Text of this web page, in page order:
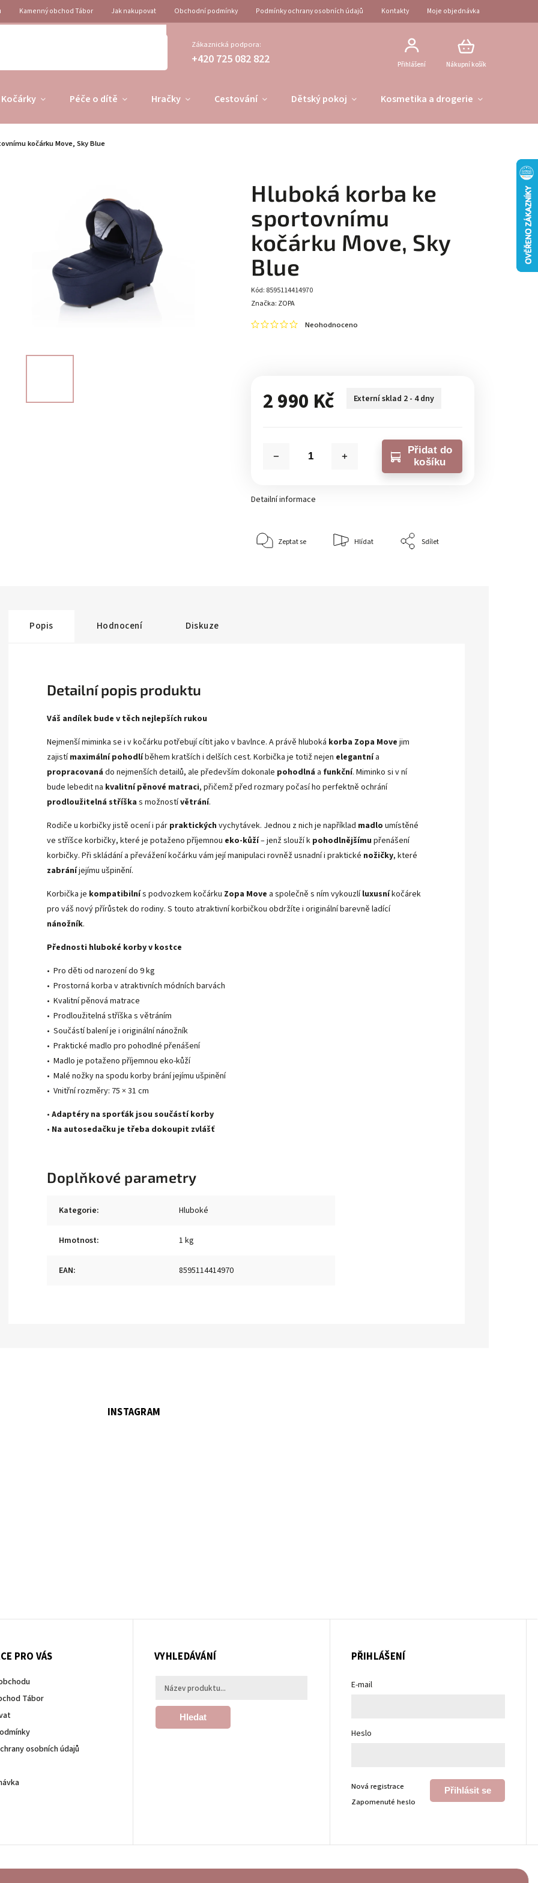
Kamenný obchod Tábor Jak nakupovat Obchodní podmínky Podmínky ochrany osobních údajů Kontakty Moje objednávka
Zákaznická podpora:
+420 725 082 822 Nákupní košík
Přihlášení
Kočárky Péče o dítě Hračky Cestování Dětský pokoj Kosmetika a drogerie
kočárku Move, Sky Blue
Hluboká korba ke
sportovnímu
kočárku Move, Sky
Blue
Kód: 8595114414970
Neohodnoceno
Značka: ZOPA
2 990 Kč Externí sklad 2 - 4 dny
Přidat do
košíku
Detailní informace
Zeptat se Hlídat Sdílet
Popis Hodnocení Diskuze
Detailní popis produktu
Váš andílek bude v těch nejlepších rukou
Nejmenší miminka se i v kočárku potřebují cítit jako v bavlnce. A právě hluboká korba Zopa Move jim
zajistímaximální pohodlíběhem kratších i delších cest. Korbička je totiž nejen elegantnía
propracovanádo nejmenších detailů, ale především dokonale pohodlná a funkční. Miminko si v ní
bude lebedit na kvalitní pěnové matraci, přičemž před rozmary počasí ho perfektně ochrání
prodloužitelná stříška s možnostívětrání.
Rodiče u korbičky jistě ocení i pár praktickýchvychytávek. Jednou z nich je například madlo umístěné
ve stříšce korbičky, které je potaženo příjemnou eko-kůží– jenž slouží k pohodlnějšímu přenášení
korbičky. Při skládání a převážení kočárku vám její manipulaci rovněž usnadní i praktické nožičky, které
zabráníjejímu ušpinění.
Korbička je kompatibilnís podvozkem kočárku Zopa Move a společně s ním vykouzlíluxusníkočárek
pro váš nový přírůstek do rodiny. S touto atraktivní korbičkou obdržíte i originální barevně ladící
nánožník.
Přednosti hluboké korby v kostce
• Pro děti od narození do 9 kg
• Prostorná korba v atraktivních módních barvách
• Kvalitní pěnová matrace
• Prodloužitelná stříška s větráním
• Součástí balení je i originální nánožník
• Praktické madlo pro pohodlné přenášení
• Madlo je potaženo příjemnou eko-kůží
• Malé nožky na spodu korby brání jejímu ušpinění
• Vnitřní rozměry: 75 × 31 cm
•Adaptéry na sporťák jsou součástí korby
• Na autosedačku je třeba dokoupit zvlášť
Doplňkové parametry
Kategorie: Hluboké
Hmotnost: 1 kg
EAN: 8595114414970
PRO VÁS
Tábor
osobních údajů
VYHLEDÁVÁNÍ
Hledat
PŘIHLÁŠENÍ
E-mail
Heslo
Přihlásit se
Nová registrace
Zapomenuté heslo
INSTAGRAM